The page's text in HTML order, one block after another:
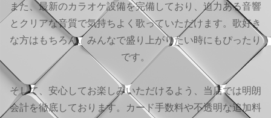
また、最新のカラオケ設備を完備しており、迫力ある音響
とクリアな音質で気持ちよく歌っていただけます。歌好き
な方はもちろん、みんなで盛り上がりたい時にもぴったり
です。
そして、安心してお楽しみいただけるよう、当店では明朗
会計を徹底しております。カード手数料や不透明な追加料